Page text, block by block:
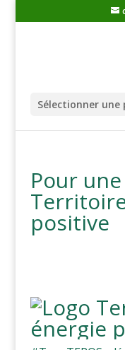
Sélectionner une
Pour
positive